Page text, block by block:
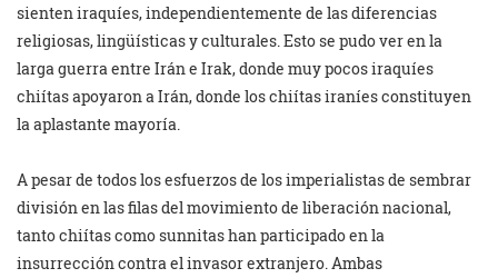
sienten iraquíes, independientemente de las diferencias
religiosas, lingüísticas y culturales. Esto se pudo ver en la
larga guerra entre Irán e Irak, donde muy pocos iraquíes
chiítas apoyaron a Irán, donde los chiítas iraníes constituyen
la aplastante mayoría.
A pesar de todos los esfuerzos de los imperialistas de sembrar
división en las filas del movimiento de liberación nacional,
tanto chiítas como sunnitas han participado en la
insurrección contra el invasor extranjero. Ambas